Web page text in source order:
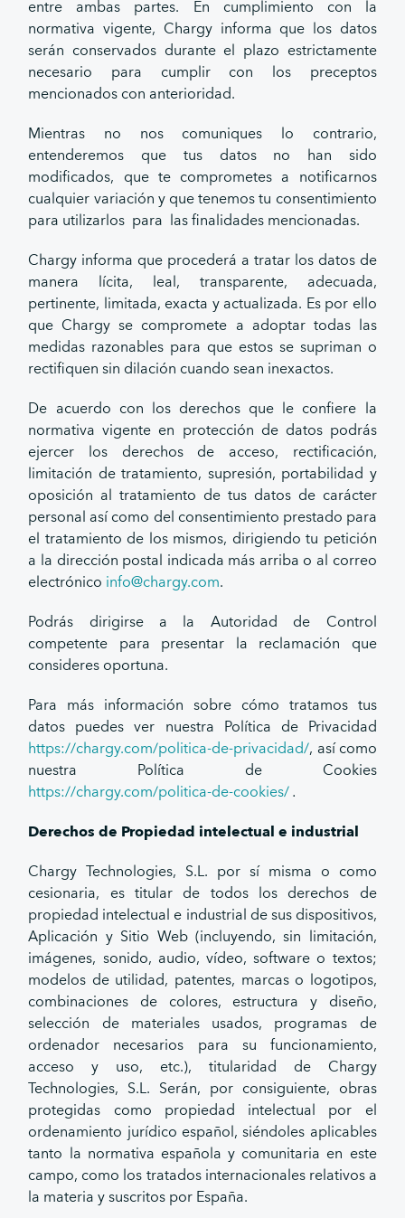
entre ambas partes. En cumplimiento con la
normativa vigente, Chargy informa que los datos
serán conservados durante el plazo estrictamente
necesario para cumplir con los preceptos
mencionados con anterioridad.
Mientras no nos comuniques lo contrario,
entenderemos que tus datos no han sido
modificados, que te comprometes a notificarnos
cualquier variación y que tenemos tu consentimiento
para utilizarlos para las finalidades mencionadas.
Chargy informa que procederá a tratar los datos de
manera lícita, leal, transparente, adecuada,
pertinente, limitada, exacta y actualizada. Es por ello
que Chargy se compromete a adoptar todas las
medidas razonables para que estos se supriman o
rectifiquen sin dilación cuando sean inexactos.
De acuerdo con los derechos que le confiere la
normativa vigente en protección de datos podrás
ejercer los derechos de acceso, rectificación,
limitación de tratamiento, supresión, portabilidad y
oposición al tratamiento de tus datos de carácter
personal así como del consentimiento prestado para
el tratamiento de los mismos, dirigiendo tu petición
a la dirección postal indicada más arriba o al correo
electrónico info@chargy.com.
Podrás dirigirse a la Autoridad de Control
competente para presentar la reclamación que
consideres oportuna.
Para más información sobre cómo tratamos tus
datos puedes ver nuestra Política de Privacidad
https://chargy.com/politica-de-privacidad/, así como
nuestra Política de Cookies
https://chargy.com/politica-de-cookies/.
Derechos de Propiedad intelectual e industrial
Chargy Technologies, S.L. por sí misma o como
cesionaria, es titular de todos los derechos de
propiedad intelectual e industrial de sus dispositivos,
Aplicación y Sitio Web (incluyendo, sin limitación,
imágenes, sonido, audio, vídeo, software o textos;
modelos de utilidad, patentes, marcas o logotipos,
combinaciones de colores, estructura y diseño,
selección de materiales usados, programas de
ordenador necesarios para su funcionamiento,
acceso y uso, etc.), titularidad de Chargy
Technologies, S.L. Serán, por consiguiente, obras
protegidas como propiedad intelectual por el
ordenamiento jurídico español, siéndoles aplicables
tanto la normativa española y comunitaria en este
campo, como los tratados internacionales relativos a
la materia y suscritos por España.